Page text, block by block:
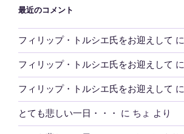
最近のコメント
フィリップ・トルシエ氏をお迎えして に
フィリップ・トルシエ氏をお迎えして に
フィリップ・トルシエ氏をお迎えして に
とても悲しい一日・・・ に ちょ より